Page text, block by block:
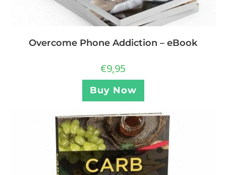
Overcome Phone Addiction – eBook
€9,95
Buy Now